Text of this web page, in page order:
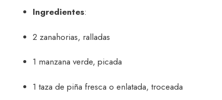
Ingredientes:
2 zanahorias, ralladas
1 manzana verde, picada
1 taza de piña fresca o enlatada, troceada